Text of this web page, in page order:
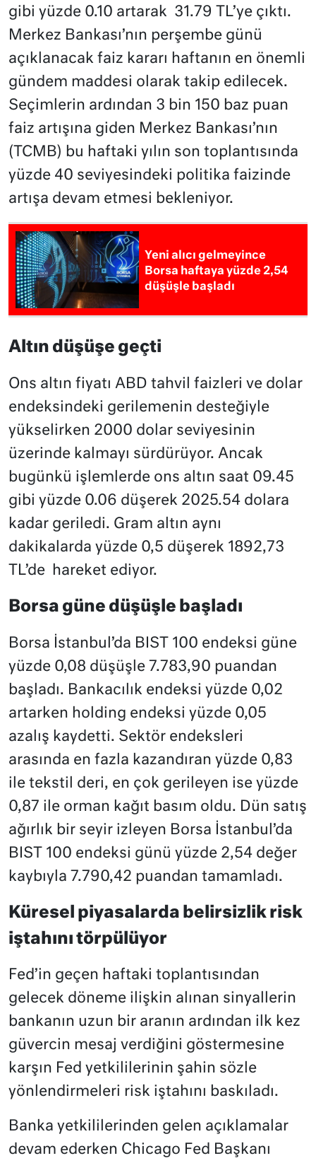
gibi yüzde 0.10 artarak 31.79 TL’ye çıktı.
Merkez Bankası’nın perşembe günü
açıklanacak faiz kararı haftanın en önemli
gündem maddesi olarak takip edilecek.
Seçimlerin ardından 3 bin 150 baz puan
faiz artışına giden Merkez Bankası’nın
(TCMB) bu haftaki yılın son toplantısında
yüzde 40 seviyesindeki politika faizinde
artışa devam etmesi bekleniyor.
Yeni alıcı gelmeyince
Borsa haftaya yüzde 2,54
düşüşle başladı
Altın düşüşe geçti
Ons altın fiyatı ABD tahvil faizleri ve dolar
endeksindeki gerilemenin desteğiyle
yükselirken 2000 dolar seviyesinin
üzerinde kalmayı sürdürüyor. Ancak
bugünkü işlemlerde ons altın saat 09.45
gibi yüzde 0.06 düşerek 2025.54 dolara
kadar geriledi. Gram altın aynı
dakikalarda yüzde 0,5 düşerek 1892,73
TL’de hareket ediyor.
Borsa güne düşüşle başladı
Borsa İstanbul’da BIST 100 endeksi güne
yüzde 0,08 düşüşle 7.783,90 puandan
başladı. Bankacılık endeksi yüzde 0,02
artarken holding endeksi yüzde 0,05
azalış kaydetti. Sektör endeksleri
arasında en fazla kazandıran yüzde 0,83
ile tekstil deri, en çok gerileyen ise yüzde
0,87 ile orman kağıt basım oldu. Dün satış
ağırlık bir seyir izleyen Borsa İstanbul’da
BIST 100 endeksi günü yüzde 2,54 değer
kaybıyla 7.790,42 puandan tamamladı.
Küresel piyasalarda belirsizlik risk
iştahını törpülüyor
Fed’in geçen haftaki toplantısından
gelecek döneme ilişkin alınan sinyallerin
bankanın uzun bir aranın ardından ilk kez
güvercin mesaj verdiğini göstermesine
karşın Fed yetkililerinin şahin sözle
yönlendirmeleri risk iştahını baskıladı.
Banka yetkililerinden gelen açıklamalar
devam ederken Chicago Fed Başkanı